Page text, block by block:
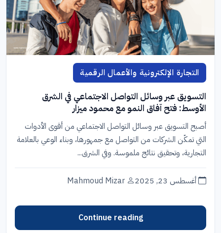
التجارة الإلكترونية والأعمال الرقمية
التسويق عبر وسائل التواصل الاجتماعي في الشرق
الأوسط: فتح آفاق النمو مع محمود ميزار
أصبح التسويق عبر وسائل التواصل الاجتماعي من أقوى الأدوات
التي تمكّن الشركات من التواصل مع جمهورها، وبناء الوعي بالعلامة
التجارية، وتحقيق نتائج ملموسة. وفي الشرق...
أغسطس 23, 2025
Continue reading